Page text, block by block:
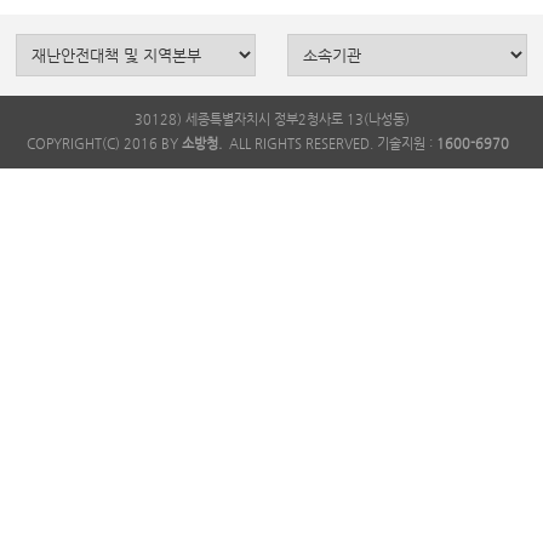
30128) 세종특별자치시 정부2청사로 13(나성동)
COPYRIGHT(C) 2016 BY 소방청. ALL RIGHTS RESERVED. 기술지원 : 1600-6970